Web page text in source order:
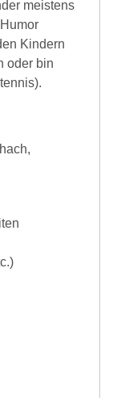
meistens
Kindern
oder bin